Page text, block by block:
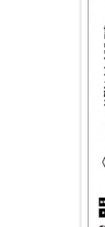
日本語教育事
異文化間コ
多言語社会・
アカデミック
どの活動をと
とを支援しま
中級以上の学
る学生など